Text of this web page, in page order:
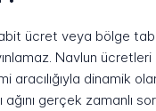
ücret veya bölge
Navlun ücretleri
aracılığıyla dinamik
ağını gerçek zamanlı